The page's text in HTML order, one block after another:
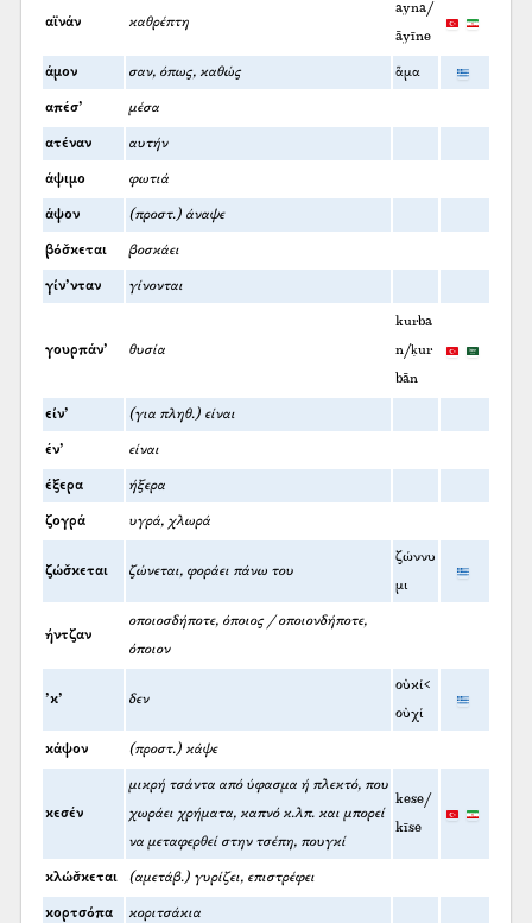
αϊνάν καθρέπτη
ayna/
āyīne
άμον σαν, όπως, καθώς ἅμα
απέσ’ μέσα
ατέναν αυτήν
άψιμο φωτιά
άψον (προστ.) άναψε
βόσ̌κεται βοσκάει
γίν’νταν γίνονται
γουρπάν’ θυσία
kurba
n/ḳur
bān
είν’ (για πληθ.) είναι
έν’ είναι
έξερα ήξερα
ζογρά υγρά, χλωρά
ζώσ̌κεται ζώνεται, φοράει πάνω του
ζώννυ
μι
ήντζαν
οποιοσδήποτε, όποιος / οποιονδήποτε,
όποιον
’κ’ δεν
οὐκί<
οὐχί
κάψον (προστ.) κάψε
κεσέν
μικρή τσάντα από ύφασμα ή πλεκτό, που
χωράει χρήματα, καπνό κ.λπ. και μπορεί
να μεταφερθεί στην τσέπη, πουγκί
kese/
kīse
κλώσ̌κεται (αμετάβ.) γυρίζει, επιστρέφει
κορτσόπα κοριτσάκια